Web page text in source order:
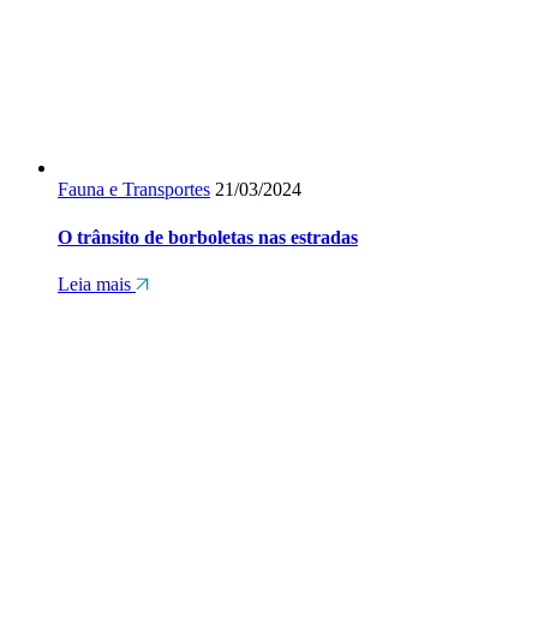
Fauna e Transportes 21/03/2024
O trânsito de borboletas nas estradas
Leia mais